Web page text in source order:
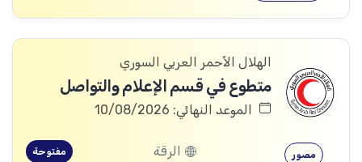
الهلال الأحمر العربي السوري
متطوع في قسم الإعلام والتواصل
الموعد النهائي: 10/08/2026
مصور الرقة مفتوحة